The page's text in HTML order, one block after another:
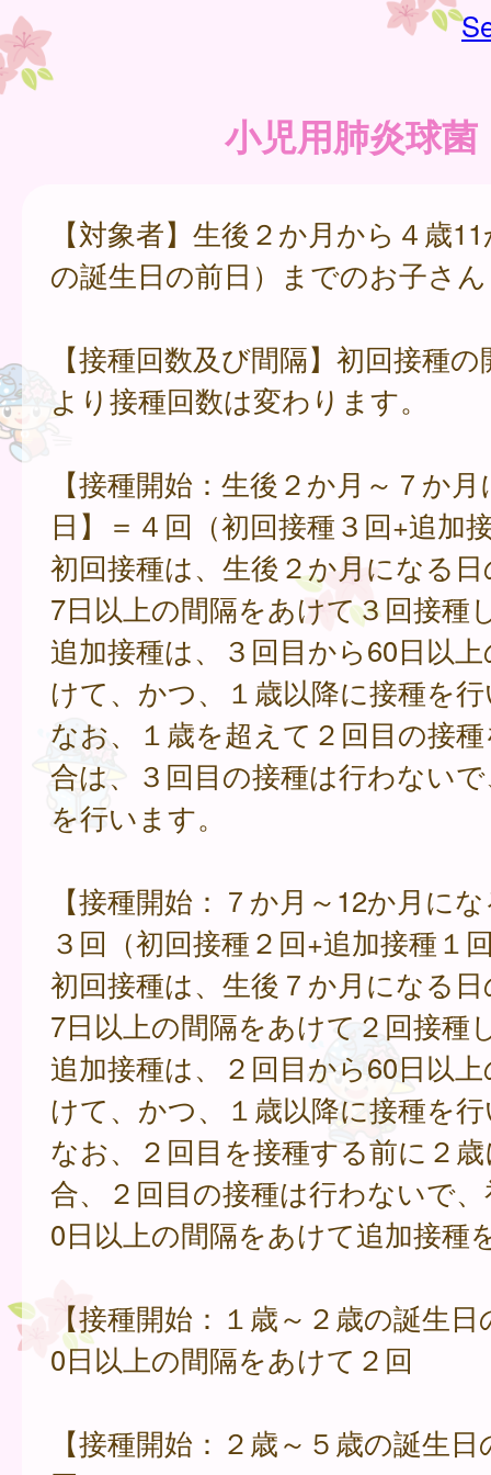
小児用肺炎球菌
【対象者】生後２か月から４歳
の誕生日の前日）までのお子さん
【接種回数及び間隔】初回接種
より接種回数は変わります。
【接種開始：生後２か月～７か
日】＝４回（初回接種３回+追加
初回接種は、生後２か月になる
7日以上の間隔をあけて３回接種
追加接種は、３回目から60日以
けて、かつ、１歳以降に接種を
なお、１歳を超えて２回目の接
合は、３回目の接種は行わない
を行います。
【接種開始：７か月～12か月に
３回（初回接種２回+追加接種１
初回接種は、生後７か月になる
7日以上の間隔をあけて２回接種
追加接種は、２回目から60日以
けて、かつ、１歳以降に接種を
なお、２回目を接種する前に２
合、２回目の接種は行わないで
0日以上の間隔をあけて追加接種
【接種開始：１歳～２歳の誕生
0日以上の間隔をあけて２回
【接種開始：２歳～５歳の誕生